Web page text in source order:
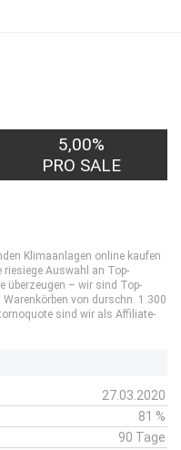
5,00%
PRO SALE
Klimaanlagen online kaufen
riesiege Auswahl an Top-
überzeugen – wir sind Top-
von durschn. 1.300
sind wir als Affiliate-
27.03.2020
81 %
90 Tage